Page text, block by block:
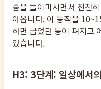
숨을 들이마시면서 천천
아옵니다. 이 동작을
하면 굽었던 등이 펴지고
있습니다.
H3: 3단계: 일상에서